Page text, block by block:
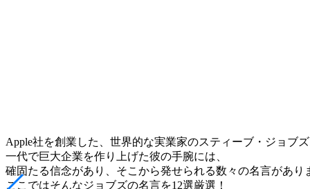
Apple社を創業した、世界的な実業家のスティーブ・ジョブズ
一代で巨大企業を作り上げた彼の手腕には、
確固たる信念があり、そこから発せられる数々の名言があり
ここではそんなジョブズの名言を12選厳選！